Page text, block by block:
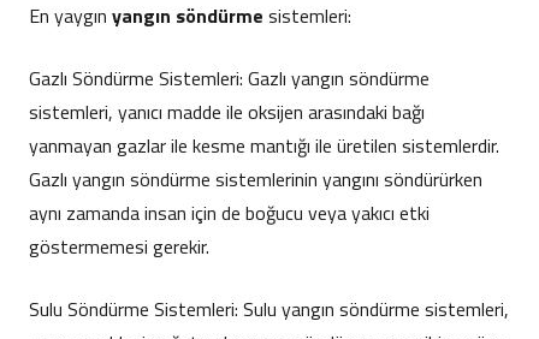
En yaygın yangın söndürme sistemleri:
Gazlı Söndürme Sistemleri: Gazlı yangın söndürme
sistemleri, yanıcı madde ile oksijen arasındaki bağı
yanmayan gazlar ile kesme mantığı ile üretilen sistemlerdir.
Gazlı yangın söndürme sistemlerinin yangını söndürürken
aynı zamanda insan için de boğucu veya yakıcı etki
göstermemesi gerekir.
Sulu Söndürme Sistemleri: Sulu yangın söndürme sistemleri,